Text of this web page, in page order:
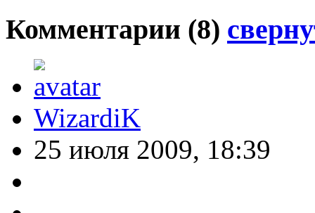
Комментарии (8)
WizardiK
25 июля 2009, 18:39